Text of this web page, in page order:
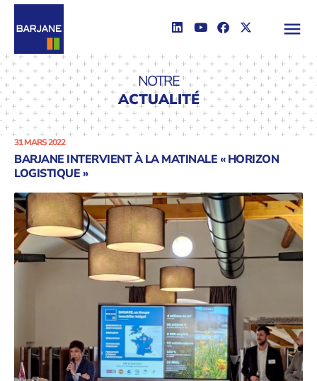
NOTRE
ACTUALITÉ
31 MARS 2022
BARJANE INTERVIENT À LA MATINALE « HORIZON
LOGISTIQUE »